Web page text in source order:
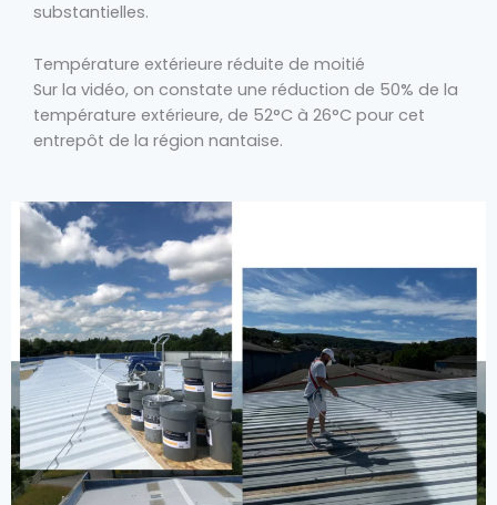
substantielles.
Température extérieure réduite de moitié
Sur la vidéo, on constate une réduction de 50% de la
température extérieure, de 52°C à 26°C pour cet
entrepôt de la région nantaise.